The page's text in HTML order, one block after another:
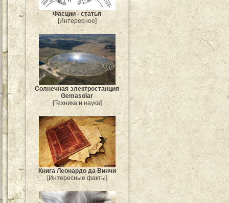
Фасции - статья
[Интересное]
Солнечная электростанция
Gemasolar
[Техника и наука]
Книга Леонардо да Винчи
[Интересные факты]